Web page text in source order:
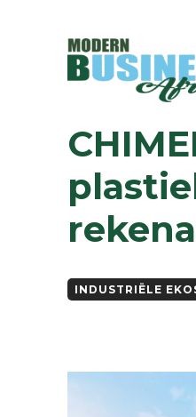
Industriële Ekosisteem
INDUSTRIËLE